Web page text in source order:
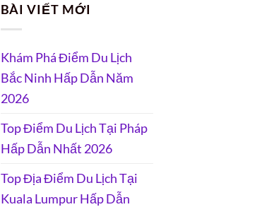
BÀI VIẾT MỚI
Khám Phá Điểm Du Lịch
Bắc Ninh Hấp Dẫn Năm
2026
Top Điểm Du Lịch Tại Pháp
Hấp Dẫn Nhất 2026
Top Địa Điểm Du Lịch Tại
Kuala Lumpur Hấp Dẫn